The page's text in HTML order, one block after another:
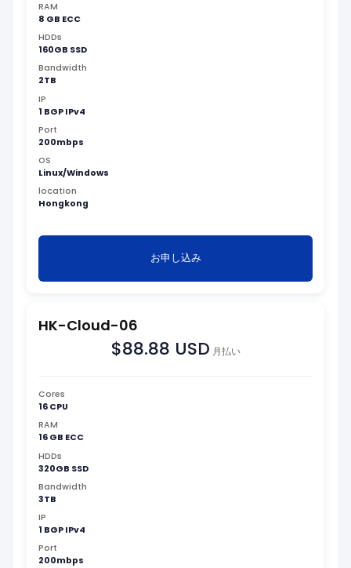
RAM
8 GB ECC
HDDs
160GB SSD
Bandwidth
2TB
IP
1 BGP IPv4
Port
200mbps
OS
Linux/Windows
location
Hongkong
お申し込み
HK-Cloud-06
$88.88 USD 月払い
Cores
16 CPU
RAM
16 GB ECC
HDDs
320GB SSD
Bandwidth
3TB
IP
1 BGP IPv4
Port
200mbps